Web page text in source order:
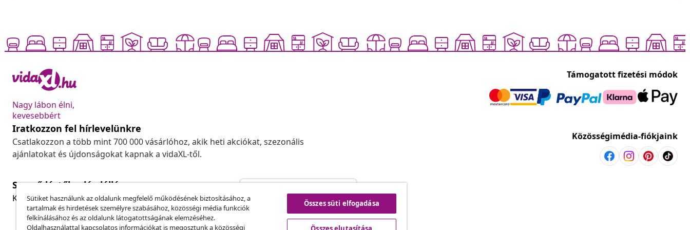
Nagy lábon élni,
kevesebbért
Támogatott fizetési módok
Iratkozzon fel hírlevelünkre
Csatlakozzon a több mint 700 000 vásárlóhoz, akik heti akciókat, szezonális
ajánlatokat és újdonságokat kapnak a vidaXL-től.
Közösségimédia-fiókjaink
Szerződéstől való elállás
Küldj be egy rendelés lemondására vonatkozó kérelmet.
Szerződéstől való elállás
Sütiket használunk az oldalunk megfelelő működésének biztosításához, a
tartalmak és hirdetések személyre szabásához, közösségi média funkciók
felkínálásához és az oldalunk látogatottságának elemzéséhez.
Oldalhasználattal kapcsolatos információkat is megosztunk a közösségi
Összes süti elfogadása